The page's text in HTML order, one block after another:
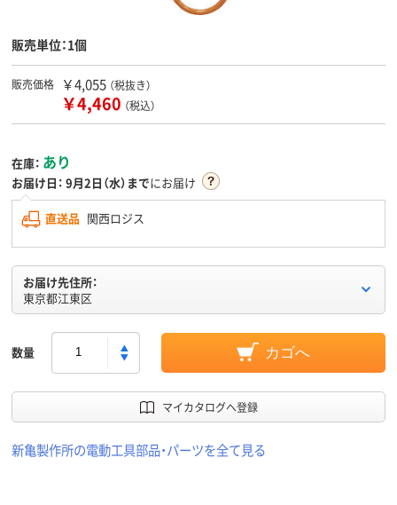
販売単位：1個
販売価格 ￥4,055 （税抜き）
￥4,460 （税込）
在庫： あり
お届け日： 9月2日（水）までにお届け
直送品 関西ロジス
お届け先住所：
東京都江東区
数量 カゴへ
マイカタログへ登録
新亀製作所の電動工具部品・パーツを全て見る